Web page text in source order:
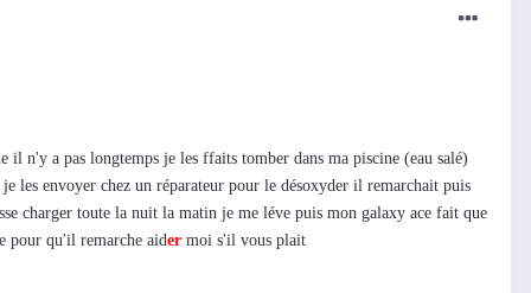
il n'y a pas longtemps je les ffaits tomber dans ma piscine (eau salé)
les envoyer chez un réparateur pour le désoxyder il remarchait puis
charger toute la nuit la matin je me léve puis mon galaxy ace fait que
pour qu'il remarche aider moi s'il vous plait